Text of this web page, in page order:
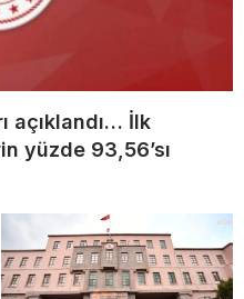
açıklandı… İlk
yüzde 93,56’sı